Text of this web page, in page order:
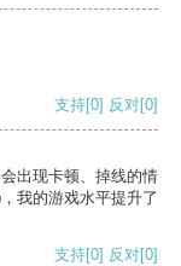
支持[0] 反对[0]
出现卡顿、掉线的情
我的游戏水平提升了
支持[0] 反对[0]